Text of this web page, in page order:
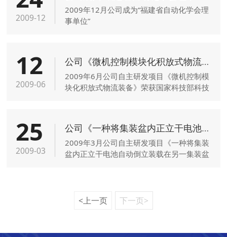
2009-12
2009年12月公司成为“福建省自动化学会理
事单位”
12
2009-06
公司《微机控制模块化积放式物流装备》获国家科技部创新基金立项证书
2009年6月公司自主研发项目《微机控制模
块化积放式物流装备》荣获国家科技部科技
业技术创新基金项目。
25
2009-03
公司《一种将集装盆内正立干电池自动倒立装载在另一集装盆内的方法及其设备装置》获国家发明专利
2009年3月公司自主研发项目《一种将集装
盆内正立干电池自动倒立装载在另一集装盆
<上一页 下一页>